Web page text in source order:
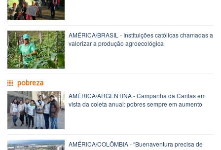
AMÉRICA/BRASIL - Instituições católicas chamadas a
valorizar a produção agroecológica
pobreza
AMÉRICA/ARGENTINA - Campanha da Caritas em
vista da coleta anual: pobres sempre em aumento
AMÉRICA/COLÔMBIA - “Buenaventura precisa de